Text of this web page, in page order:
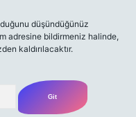
düşündüğünüz
adresine bildirmeniz halinde,
kaldırılacaktır.